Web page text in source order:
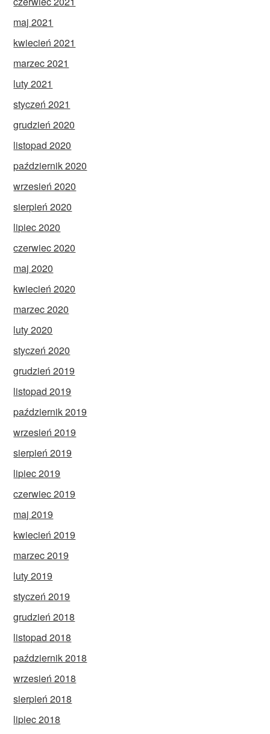
maj 2021
kwiecień 2021
marzec 2021
luty 2021
styczeń 2021
grudzień 2020
listopad 2020
październik 2020
wrzesień 2020
sierpień 2020
lipiec 2020
czerwiec 2020
maj 2020
kwiecień 2020
marzec 2020
luty 2020
styczeń 2020
grudzień 2019
listopad 2019
październik 2019
wrzesień 2019
sierpień 2019
lipiec 2019
czerwiec 2019
maj 2019
kwiecień 2019
marzec 2019
luty 2019
styczeń 2019
grudzień 2018
listopad 2018
październik 2018
wrzesień 2018
sierpień 2018
lipiec 2018